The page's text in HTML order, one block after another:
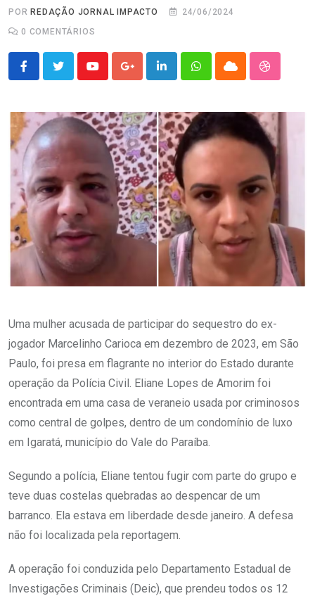
POR REDAÇÃO JORNAL IMPACTO
24/06/2024
0 COMENTÁRIOS
YoutubeGoogle+LinkedInWhatsappCloud
Uma mulher acusada de participar do sequestro do ex-
jogador Marcelinho Carioca em dezembro de 2023, em São
Paulo, foi presa em flagrante no interior do Estado durante
operação da Polícia Civil. Eliane Lopes de Amorim foi
encontrada em uma casa de veraneio usada por criminosos
como central de golpes, dentro de um condomínio de luxo
em Igaratá, município do Vale do Paraíba.
Segundo a polícia, Eliane tentou fugir com parte do grupo e
teve duas costelas quebradas ao despencar de um
barranco. Ela estava em liberdade desde janeiro. A defesa
não foi localizada pela reportagem.
A operação foi conduzida pelo Departamento Estadual de
Investigações Criminais (Deic), que prendeu todos os 12